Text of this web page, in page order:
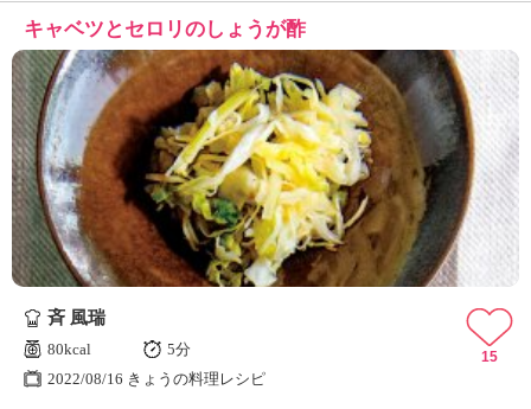
キャベツとセロリのしょうが酢
斉 風瑞
80kcal
5分
2022/08/16 きょうの料理レシピ
15